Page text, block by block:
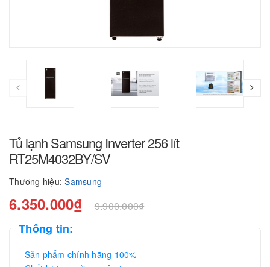
Tủ lạnh Samsung Inverter 256 lít
RT25M4032BY/SV
Thương hiệu: Samsung
6.350.000₫ 9.900.000₫
Thông tin:
- Sản phẩm chính hãng 100%